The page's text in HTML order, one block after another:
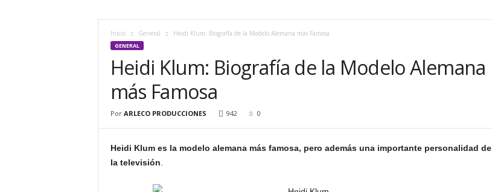
Inicio General Heidi Klum: Biografía de la Modelo Alemana más Famosa
GENERAL
Heidi Klum: Biografía de la Modelo Alemana
más Famosa
Por ARLECO PRODUCCIONES 942 0
Heidi Klum es la modelo alemana más famosa, pero además una importante personalidad de
la televisión